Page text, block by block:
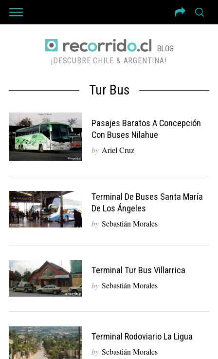
¡DESCUBRE CHILE & ARGENTINA!
Tur Bus
Pasajes Baratos A Concepción
Con Buses Nilahue
by Ariel Cruz
Terminal De Buses Santa María
De Los Ángeles
by Sebastián Morales
Terminal Tur Bus Villarrica
by Sebastián Morales
Terminal Rodoviario La Ligua
by Sebastián Morales